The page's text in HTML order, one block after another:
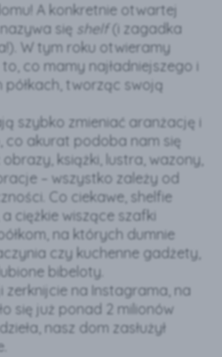
A konkretnie otwartej
się shelf(i zagadka
W tym roku otwieramy
co mamy najładniejszego i
tworząc swoją
szybko zmieniać aranżację i
co akurat podoba nam się
książki, lustra, wazony,
– wszystko zależy od
Co ciekawe, shelfie
ciężkie wiszące szafki
na których dumnie
czy kuchenne gadżety,
bibeloty.
zerknijcie na Instagrama, na
się już ponad 2 milionów
nasz dom zasłużył